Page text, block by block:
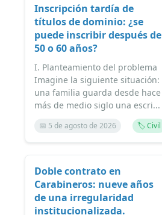
Inscripción tardía de
títulos de dominio: ¿se
puede inscribir después de
50 o 60 años?
I. Planteamiento del problema
Imagine la siguiente situación:
una familia guarda desde hace
más de medio siglo una escri...
📅 5 de agosto de 2026 🏷️ Civil
Doble contrato en
Carabineros: nueve años
de una irregularidad
institucionalizada.